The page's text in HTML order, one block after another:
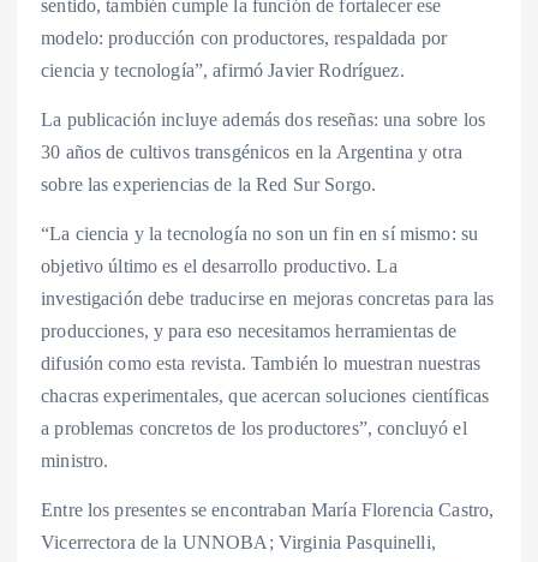
sentido, también cumple la función de fortalecer ese
modelo: producción con productores, respaldada por
ciencia y tecnología”, afirmó Javier Rodríguez.
La publicación incluye además dos reseñas: una sobre los
30 años de cultivos transgénicos en la Argentina y otra
sobre las experiencias de la Red Sur Sorgo.
“La ciencia y la tecnología no son un fin en sí mismo: su
objetivo último es el desarrollo productivo. La
investigación debe traducirse en mejoras concretas para las
producciones, y para eso necesitamos herramientas de
difusión como esta revista. También lo muestran nuestras
chacras experimentales, que acercan soluciones científicas
a problemas concretos de los productores”, concluyó el
ministro.
Entre los presentes se encontraban María Florencia Castro,
Vicerrectora de la UNNOBA; Virginia Pasquinelli,